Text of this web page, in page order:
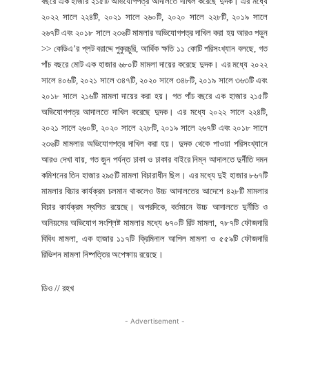
২০২২ সালে ২২৪টি, ২০২১ সালে ২৬০টি, ২০২০ সালে ২২৮টি, ২০১৯ সালে
২৬৭টি এবং ২০১৮ সালে ২৩৬টি মামলার অভিযোগপত্র দাখিল করা হয় আরও পড়ুন
>> কেডিএ’র প্লট বরাদ্দে পুকুরচুরি, আর্থিক ক্ষতি ১১ কোটি পরিসংখ্যান বলছে, গত
পাঁচ বছরে মোট এক হাজার ৬৮০টি মামলা দায়ের করেছে দুদক। এর মধ্যে ২০২২
সালে ৪০৬টি, ২০২১ সালে ৩৪৭টি, ২০২০ সালে ৩৪৮টি, ২০১৯ সালে ৩৬৩টি এবং
২০১৮ সালে ২১৬টি মামলা দায়ের করা হয়। গত পাঁচ বছরে এক হাজার ২১৫টি
অভিযোগপত্র আদালতে দাখিল করেছে দুদক। এর মধ্যে ২০২২ সালে ২২৪টি,
২০২১ সালে ২৬০টি, ২০২০ সালে ২২৮টি, ২০১৯ সালে ২৬৭টি এবং ২০১৮ সালে
২৩৬টি মামলার অভিযোগপত্র দাখিল করা হয়। দুদক থেকে পাওয়া পরিসংখ্যানে
আরও দেখা যায়, গত জুন পর্যন্ত ঢাকা ও ঢাকার বাইরে নিম্ন আদালতে দুর্নীতি দমন
কমিশনের তিন হাজার ২৯৫টি মামলা বিচারাধীন ছিল। এর মধ্যে দুই হাজার ৮৬৭টি
মামলার বিচার কার্যক্রম চলমান থাকলেও উচ্চ আদালতের আদেশে ৪২৮টি মামলার
বিচার কার্যক্রম স্থগিত রয়েছে। অপরদিকে, বর্তমানে উচ্চ আদালতে দুর্নীতি ও
অনিয়মের অভিযোগ সংশ্লিষ্ট মামলার মধ্যে ৬৭০টি রিট মামলা, ৭৮৭টি ফৌজদারি
বিবিধ মামলা, এক হাজার ১১৭টি ক্রিমিনাল আপিল মামলা ও ৫৫৯টি ফৌজদারি
রিভিশন মামলা নিষ্পত্তির অপেক্ষায় রয়েছে।
ডিও // রহখ
- Advertisement -